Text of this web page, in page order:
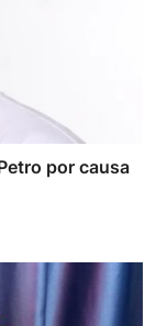
por causa